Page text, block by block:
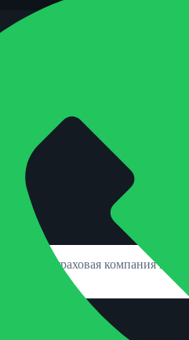
риск-инжинирингу,
страховая компания